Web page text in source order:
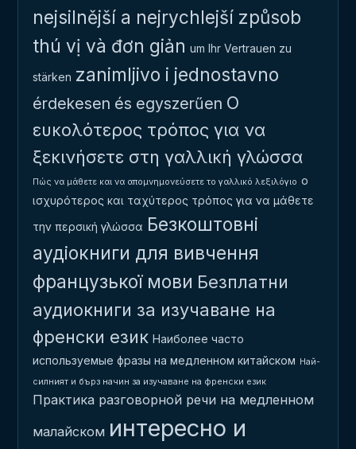
nejsilnější a nejrychlejší způsob
thú vị và đơn giản um Ihr Vertrauen zu
stärken zanimljivo i jednostavno
érdekesen és egyszerűen Ο
ευκολότερος τρόπος για να
ξεκινήσετε στη γαλλική γλώσσα
Πώς να μάθετε και να απομνημονεύσετε το γαλλικό λεξιλόγιο ο
ισχυρότερος και ταχύτερος τρόπος για να μάθετε
την περσική γλώσσα Безкоштовні
аудіокниги для вивчення
французької мови Безплатни
аудиокниги за изучаване на
френски език Наиболее часто
используемые фразы на медленном китайском Най-
силният и бърз начин за изучаване на френски език
Практика разговорной речи на медленном
малайском интересно и